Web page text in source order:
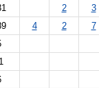
2
3
4 2
7
+náhrady